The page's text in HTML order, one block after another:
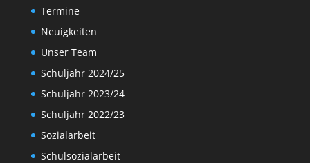
Termine
Neuigkeiten
Unser Team
Schuljahr 2024/25
Schuljahr 2023/24
Schuljahr 2022/23
Sozialarbeit
Schulsozialarbeit